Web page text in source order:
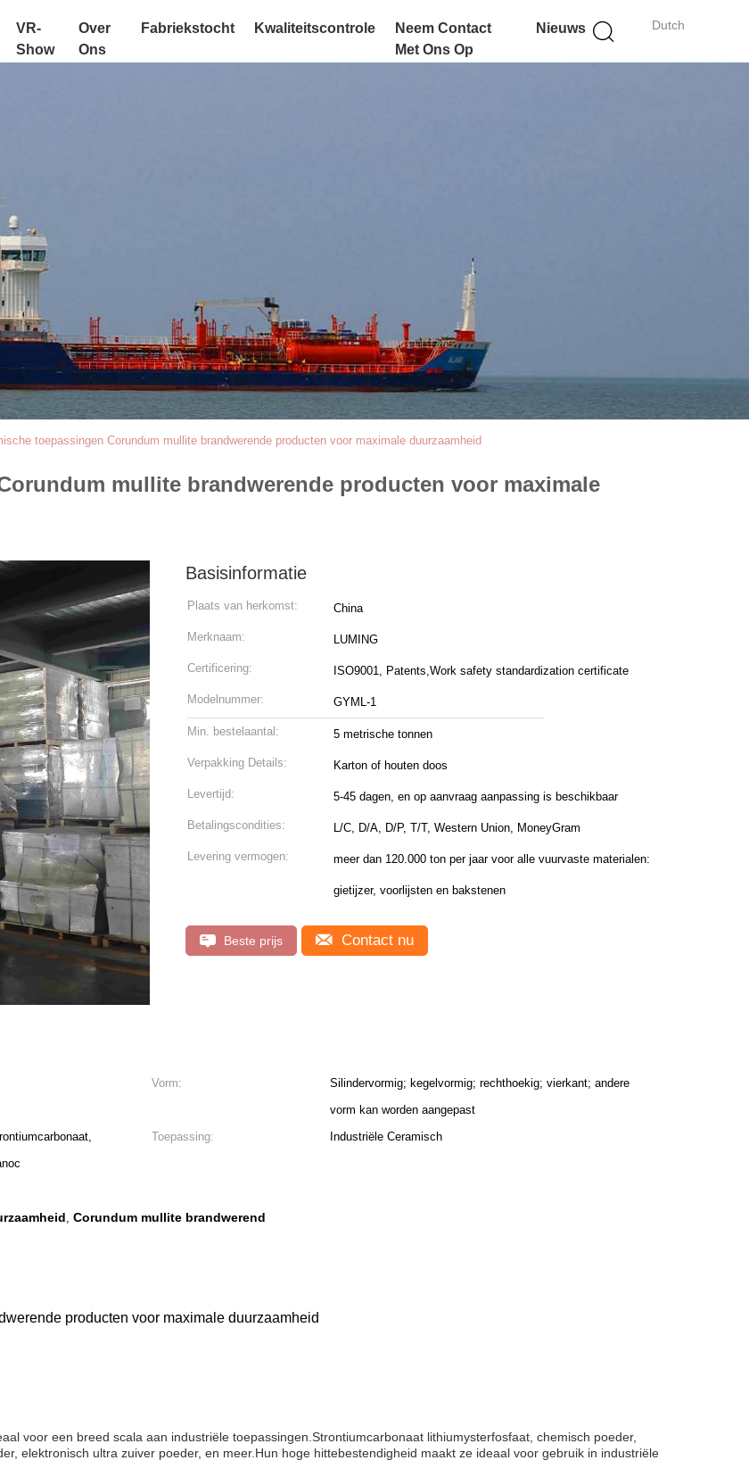
Dutch
VR-
Show
Over
Ons
Fabriekstocht Kwaliteitscontrole
Neem Contact
Met Ons Op
Nieuws
toepassingen Corundum mullite brandwerende producten voor maximale duurzaamheid
mullite brandwerende producten voor maximale
Basisinformatie
Plaats van herkomst: China
Merknaam: LUMING
Certificering: ISO9001, Patents,Work safety standardization certificate
Modelnummer: GYML-1
Min. bestelaantal: 5 metrische tonnen
Verpakking Details: Karton of houten doos
Levertijd: 5-45 dagen, en op aanvraag aanpassing is beschikbaar
Betalingscondities: L/C, D/A, D/P, T/T, Western Union, MoneyGram
Levering vermogen: meer dan 120.000 ton per jaar voor alle vuurvaste materialen:
gietijzer, voorlijsten en bakstenen
Beste prijs Contact nu
Vorm:
Silindervormig; kegelvormig; rechthoekig; vierkant; andere
vorm kan worden aangepast
Toepassing: Industriële Ceramisch
, Corundum mullite brandwerend
producten voor maximale duurzaamheid
voor een breed scala aan industriële toepassingen.Strontiumcarbonaat lithiumysterfosfaat, chemisch poeder,
elektronisch ultra zuiver poeder, en meer.Hun hoge hittebestendigheid maakt ze ideaal voor gebruik in industriële